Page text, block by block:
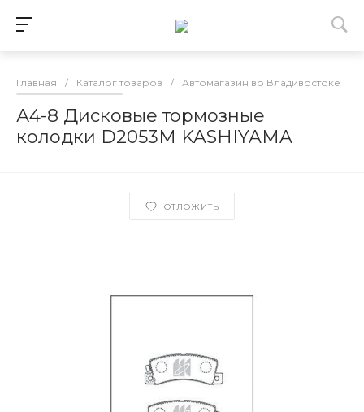
Главная / Каталог товаров / Автомагазин во Владивостоке
А4-8 Дисковые тормозные
колодки D2053M KASHIYAMA
ОТЛОЖИТЬ